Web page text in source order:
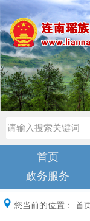
首页
政务服务
您当前的位置： 首